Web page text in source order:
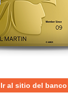
Ir al sitio del banco